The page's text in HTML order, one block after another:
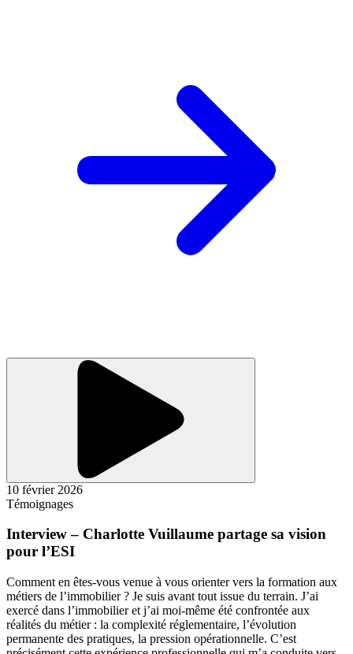
10 février 2026
Témoignages
Interview – Charlotte Vuillaume partage sa vision
pour l’ESI
Comment en êtes-vous venue à vous orienter vers la formation aux
métiers de l’immobilier ? Je suis avant tout issue du terrain. J’ai
exercé dans l’immobilier et j’ai moi-même été confrontée aux
réalités du métier : la complexité réglementaire, l’évolution
permanente des pratiques, la pression opérationnelle. C’est